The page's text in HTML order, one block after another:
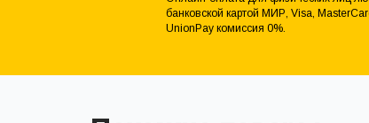
банковской картой МИР, Visa,
UnionPay комиссия 0%.